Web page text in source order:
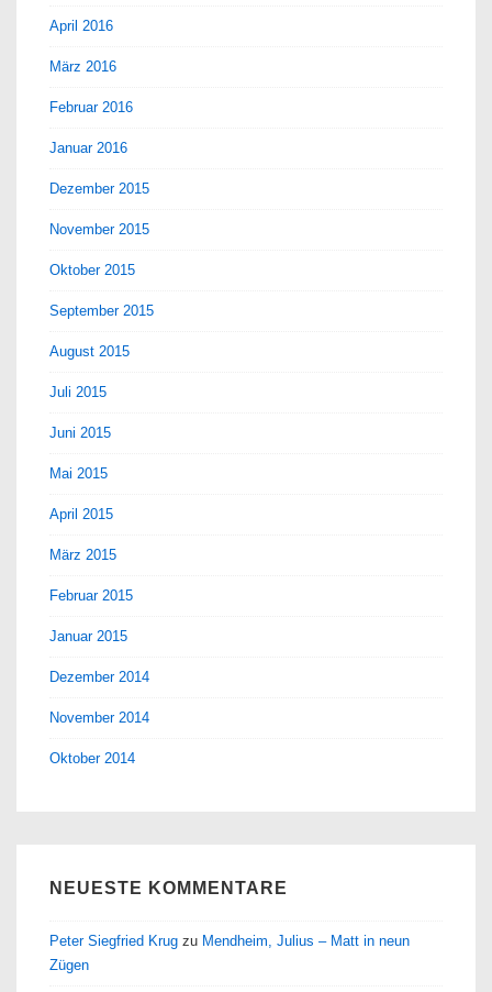
April 2016
März 2016
Februar 2016
Januar 2016
Dezember 2015
November 2015
Oktober 2015
September 2015
August 2015
Juli 2015
Juni 2015
Mai 2015
April 2015
März 2015
Februar 2015
Januar 2015
Dezember 2014
November 2014
Oktober 2014
NEUESTE KOMMENTARE
Peter Siegfried Krug zu Mendheim, Julius – Matt in neun
Zügen